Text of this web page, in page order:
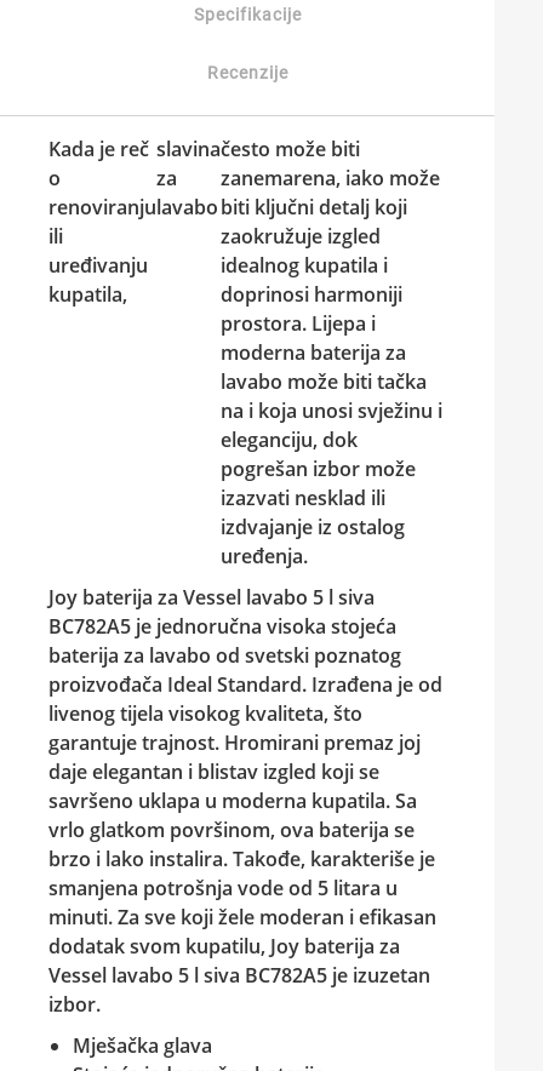
Specifikacije
Recenzije
Kada je reč
o
renoviranju
ili
uređivanju
kupatila,
slavina
za
lavabo
često može biti
zanemarena, iako može
biti ključni detalj koji
zaokružuje izgled
idealnog kupatila i
doprinosi harmoniji
prostora. Lijepa i
moderna baterija za
lavabo može biti tačka
na i koja unosi svježinu i
eleganciju, dok
pogrešan izbor može
izazvati nesklad ili
izdvajanje iz ostalog
uređenja.
Joy baterija za Vessel lavabo 5 l siva
BC782A5 je jednoručna visoka stojeća
baterija za lavabo od svetski poznatog
proizvođača Ideal Standard. Izrađena je od
livenog tijela visokog kvaliteta, što
garantuje trajnost. Hromirani premaz joj
daje elegantan i blistav izgled koji se
savršeno uklapa u moderna kupatila. Sa
vrlo glatkom površinom, ova baterija se
brzo i lako instalira. Takođe, karakteriše je
smanjena potrošnja vode od 5 litara u
minuti. Za sve koji žele moderan i efikasan
dodatak svom kupatilu, Joy baterija za
Vessel lavabo 5 l siva BC782A5 je izuzetan
izbor.
Mješačka glava